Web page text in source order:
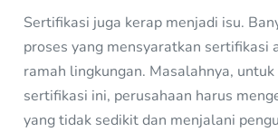
Sertifikasi juga kerap menjadi isu.
proses yang mensyaratkan sertifikasi
ramah lingkungan. Masalahnya,
sertifikasi ini, perusahaan harus
yang tidak sedikit dan menjalani